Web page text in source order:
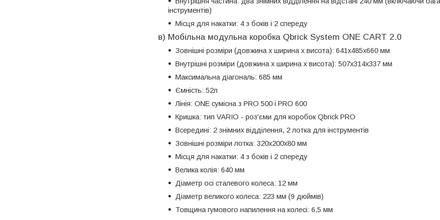
інструментів)
Місця для накатки: 4 з боків і 2 спереду
в) Мобільна модульна коробка Qbrick System ONE CART 2.0
Зовнішні розміри (довжина х ширина х висота): 641x485x660 мм
Внутрішні розміри (довжина х ширина х висота): 507x314x337 мм
Максимальна діагональ: 685 мм
Ємність: 52л
Лінія: ONE сумісна з PRO 500 і PRO 600
Кришка: тип VARIO - роз'єми для коробок Qbrick PRO
Всередині: 2 знімних відділення, 2 лотка для інструментів
Зовнішні розміри лотка: 320х200х80 мм
Місця для накатки: 4 з боків і 2 спереду
Велика колія: 640 мм
Діаметр осі сталевого колеса: 12 мм
Діаметр великого колеса: 223 мм (9 дюймів)
Товщина гумового напилення на колесі: 6,5 мм